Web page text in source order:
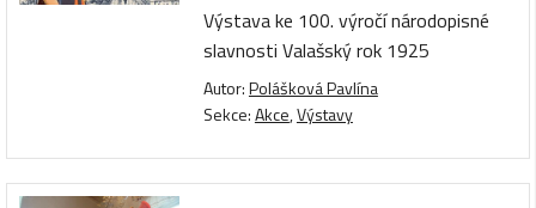
Výstava ke 100. výročí národopisné
slavnosti Valašský rok 1925
Autor:Polášková Pavlína
Sekce:Akce,Výstavy